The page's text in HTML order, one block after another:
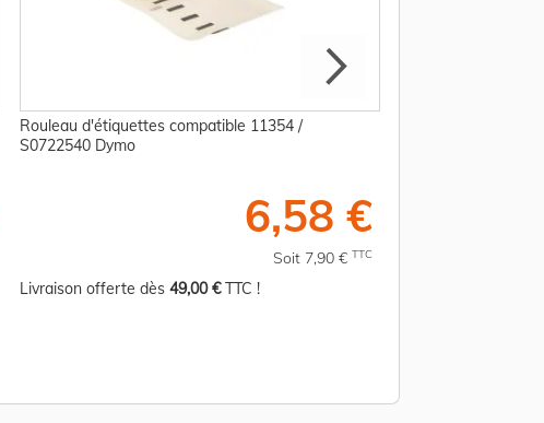
Rouleau d'étiquettes compatible 11354 /
S0722540 Dymo
6,58 €
Soit 7,90 € TTC
Livraison offerte dès 49,00 €TTC !